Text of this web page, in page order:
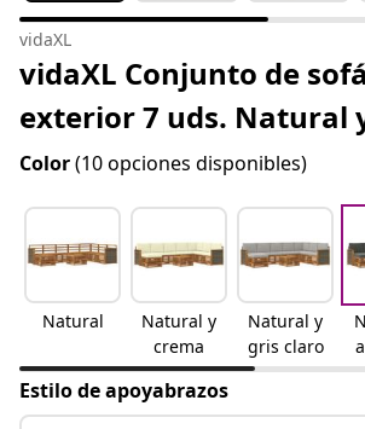
vidaXL
vidaXL Conjunto de
exterior 7 uds. Natural
Color(10 opciones disponibles)
Natural
Natural y
crema
Natural y
gris claro
Estilo de apoyabrazos